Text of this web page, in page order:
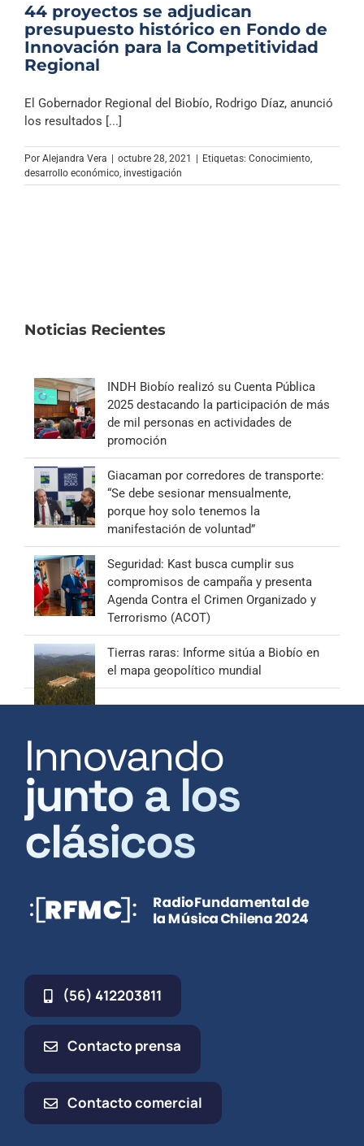
44 proyectos se adjudican
presupuesto histórico en Fondo de
Innovación para la Competitividad
Regional
El Gobernador Regional del Biobío, Rodrigo Díaz, anunció
los resultados [...]
Por Alejandra Vera | octubre 28, 2021 | Etiquetas: Conocimiento
desarrollo económico investigación
Noticias Recientes
INDH Biobío realizó su Cuenta Pública
2025 destacando la participación de más
de mil personas en actividades de
promoción
Giacaman por corredores de transporte:
“Se debe sesionar mensualmente,
porque hoy solo tenemos la
manifestación de voluntad”
Seguridad: Kast busca cumplir sus
compromisos de campaña y presenta
Agenda Contra el Crimen Organizado y
Terrorismo (ACOT)
Tierras raras: Informe sitúa a Biobío en
el mapa geopolítico mundial
Innovando
junto a los
clásicos
(56) 412203811
Contacto prensa
Contacto comercial